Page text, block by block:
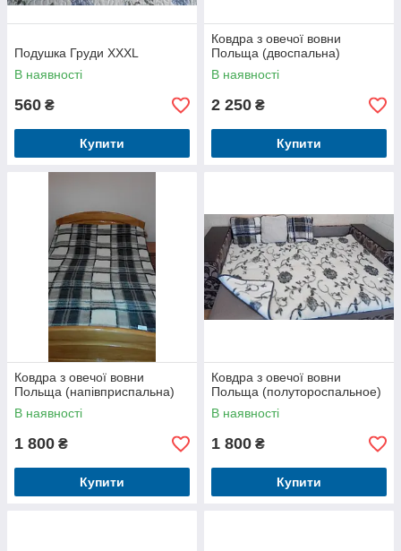
Подушка Груди XXXL
В наявності
560 ₴
Купити
Ковдра з овечої вовни
Польща (двоспальна)
В наявності
2 250 ₴
Купити
Ковдра з овечої вовни
Польща (напівприспальна)
В наявності
1 800 ₴
Купити
Ковдра з овечої вовни
Польща (полутороспальное)
В наявності
1 800 ₴
Купити